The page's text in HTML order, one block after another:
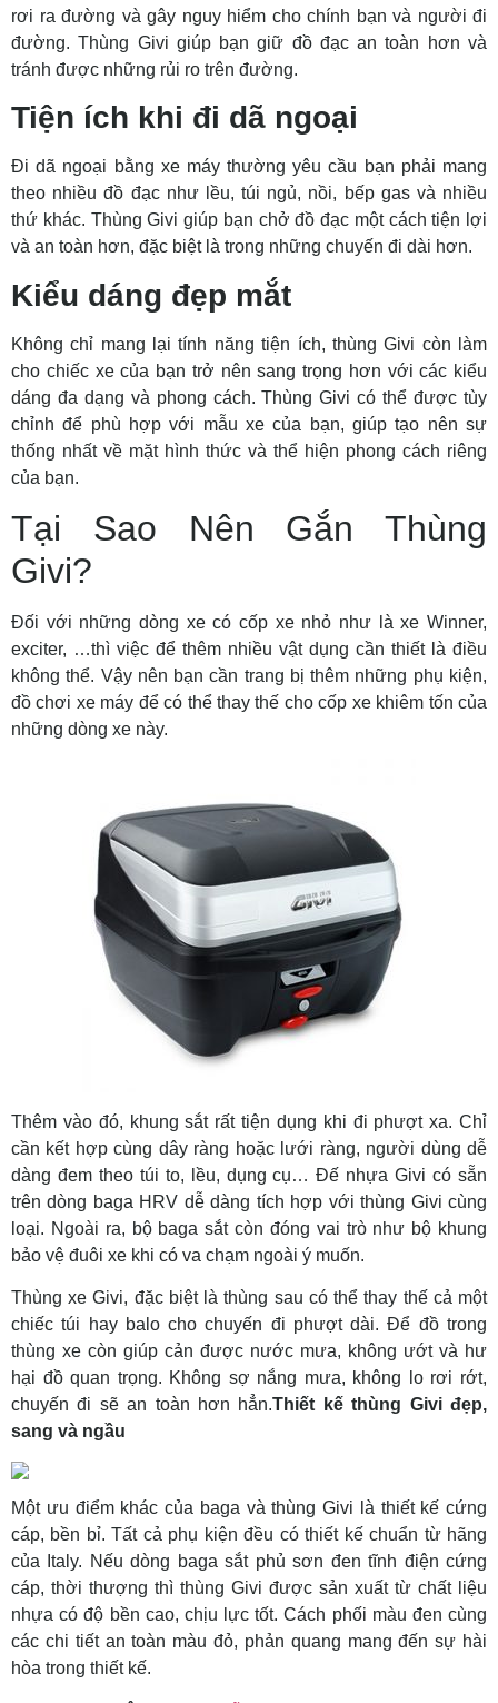
rơi ra đường và gây nguy hiểm cho chính bạn và người đi
đường. Thùng Givi giúp bạn giữ đồ đạc an toàn hơn và
tránh được những rủi ro trên đường.
Tiện ích khi đi dã ngoại
Đi dã ngoại bằng xe máy thường yêu cầu bạn phải mang
theo nhiều đồ đạc như lều, túi ngủ, nồi, bếp gas và nhiều
thứ khác. Thùng Givi giúp bạn chở đồ đạc một cách tiện lợi
và an toàn hơn, đặc biệt là trong những chuyến đi dài hơn.
Kiểu dáng đẹp mắt
Không chỉ mang lại tính năng tiện ích, thùng Givi còn làm
cho chiếc xe của bạn trở nên sang trọng hơn với các kiểu
dáng đa dạng và phong cách. Thùng Givi có thể được tùy
chỉnh để phù hợp với mẫu xe của bạn, giúp tạo nên sự
thống nhất về mặt hình thức và thể hiện phong cách riêng
của bạn.
Tại Sao Nên Gắn Thùng
Givi?
Đối với những dòng xe có cốp xe nhỏ như là xe Winner,
exciter, …thì việc để thêm nhiều vật dụng cần thiết là điều
không thể. Vậy nên bạn cần trang bị thêm những phụ kiện,
đồ chơi xe máy để có thể thay thế cho cốp xe khiêm tốn của
những dòng xe này.
Thêm vào đó, khung sắt rất tiện dụng khi đi phượt xa. Chỉ
cần kết hợp cùng dây ràng hoặc lưới ràng, người dùng dễ
dàng đem theo túi to, lều, dụng cụ… Đế nhựa Givi có sẵn
trên dòng baga HRV dễ dàng tích hợp với thùng Givi cùng
loại. Ngoài ra, bộ baga sắt còn đóng vai trò như bộ khung
bảo vệ đuôi xe khi có va chạm ngoài ý muốn.
Thùng xe Givi, đặc biệt là thùng sau có thể thay thế cả một
chiếc túi hay balo cho chuyến đi phượt dài. Để đồ trong
thùng xe còn giúp cản được nước mưa, không ướt và hư
hại đồ quan trọng. Không sợ nắng mưa, không lo rơi rớt,
chuyến đi sẽ an toàn hơn hẳn.Thiết kế thùng Givi đẹp,
sang và ngầu
Một ưu điểm khác của baga và thùng Givi là thiết kế cứng
cáp, bền bỉ. Tất cả phụ kiện đều có thiết kế chuẩn từ hãng
của Italy. Nếu dòng baga sắt phủ sơn đen tĩnh điện cứng
cáp, thời thượng thì thùng Givi được sản xuất từ chất liệu
nhựa có độ bền cao, chịu lực tốt. Cách phối màu đen cùng
các chi tiết an toàn màu đỏ, phản quang mang đến sự hài
hòa trong thiết kế.